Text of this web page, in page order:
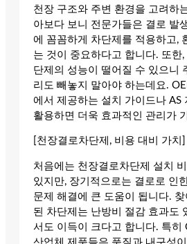
천장 구조와 주변 환경을 고려하
아보다 보니 전문가들은 결로 발
에 꼼꼼하게 차단제를 적용하고,
는 것이 중요하다고 합니다. 또한
단제의 성능이 떨어질 수 있으니
리도 빼놓지 말아야 하는데요.
에서 제공하는 설치 가이드나 AS
활용하면 더욱 효과적인 관리가
[천장결로차단제, 비용 대비 가치]
처음에는 천장결로차단제 설치
있지만, 장기적으로는 결로로 인
문제 해결에 큰 도움이 됩니다.
된 차단제는 난방비 절감 효과도
서도 이득이 크다고 합니다. 특히